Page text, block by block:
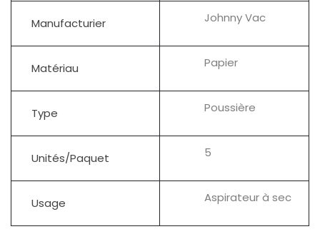
Manufacturier Johnny Vac
Matériau Papier
Type Poussière
Unités/Paquet 5
Usage Aspirateur à sec